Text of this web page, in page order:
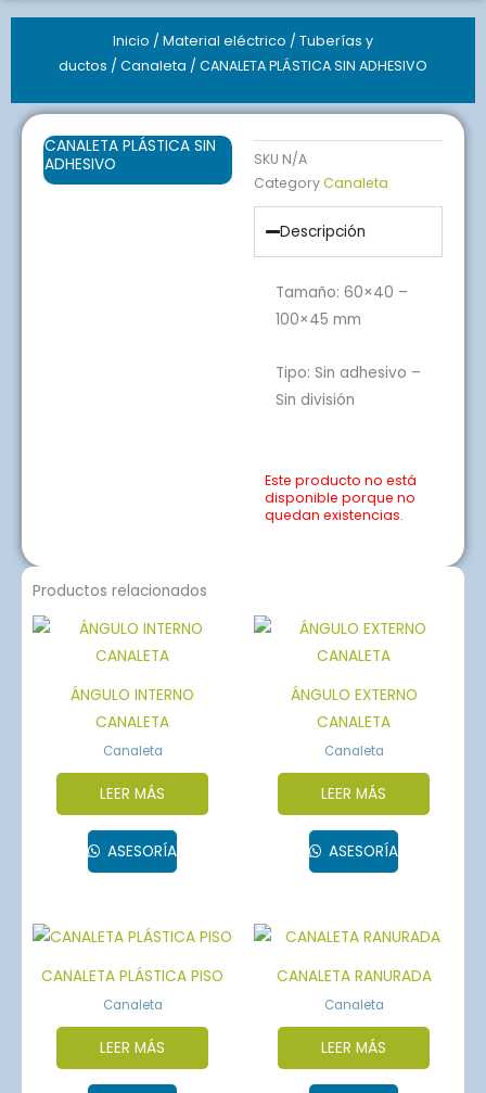
Inicio / Material eléctrico / Tuberías y
ductos / Canaleta / CANALETA PLÁSTICA SIN ADHESIVO
CANALETA PLÁSTICA SIN
ADHESIVO
SKU N/A
CategoryCanaleta
Descripción
Tamaño: 60×40 –
100×45 mm
Tipo: Sin adhesivo –
Sin división
Este producto no está
disponible porque no
quedan existencias.
Productos relacionados
ÁNGULO INTERNO
CANALETA
Canaleta
LEER MÁS
ASESORÍA
ÁNGULO EXTERNO
CANALETA
Canaleta
LEER MÁS
ASESORÍA
CANALETA PLÁSTICA PISO
Canaleta
LEER MÁS
CANALETA RANURADA
Canaleta
LEER MÁS